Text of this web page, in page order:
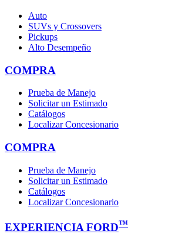
Auto
SUVs y Crossovers
Pickups
Alto Desempeño
COMPRA
Prueba de Manejo
Solicitar un Estimado
Catálogos
Localizar Concesionario
COMPRA
Prueba de Manejo
Solicitar un Estimado
Catálogos
Localizar Concesionario
EXPERIENCIA FORD™